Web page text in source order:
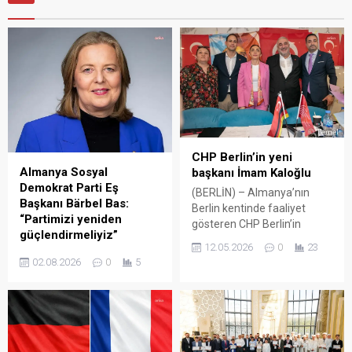
Almanya Sosyal
Demokrat Parti Eş
Başkanı Bärbel Bas:
“Partimizi yeniden
güçlendirmeliyiz”
Almanya Sosyal Demokrat
partisi ile ilgili düşük anket
sonuçlarına rağmen
hükümette sosyal
politikaların korunması için
02.08.2026 0 5
CHP Berlin’in yeni
başkanı İmam Kaloğlu
(BERLİN) – Almanya’nın
Berlin kentinde faaliyet
gösteren CHP Berlin’in
seçildi. Genel Kurul’da birlik
örgütlü bir CHP Berlin için
çalışacaklarını bildirdi.
Kaloğlu, yurtdışı
örgütlenmesi, gençlik
12.05.2026 0 23